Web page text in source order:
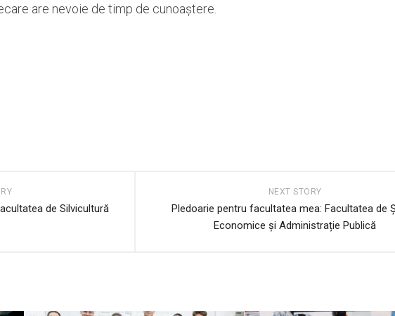
are nevoie de timp de cunoaștere.
NEXT STORY
Pledoarie pentru facultatea mea: Facultatea de
Economice și Administrație Publică
de Silvicultură